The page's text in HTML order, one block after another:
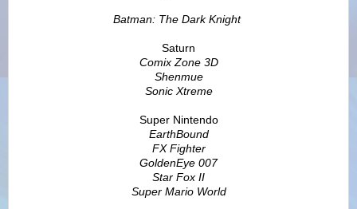
Batman: The Dark Knight
Saturn
Comix Zone 3D
Shenmue
Sonic Xtreme
Super Nintendo
EarthBound
FX Fighter
GoldenEye 007
Star Fox II
Super Mario World